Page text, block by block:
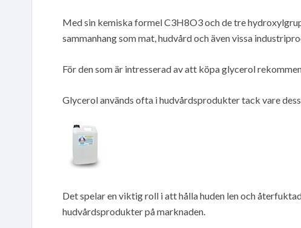
Med sin kemiska formel C3H8O3 och de tre
sammanhang som mat, hudvård och även vissa
För den som är intresserad av att köpa glycerol
Glycerol används ofta i hudvårdsprodukter tack vare
Det spelar en viktig roll i att hålla huden len och
hudvårdsprodukter på marknaden.